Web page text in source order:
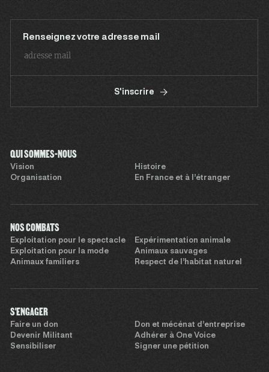
Renseignez votre adresse mail
S'inscrire
QUI SOMMES-NOUS
Vision
Histoire
Organisation
En France et à l’étranger
NOS COMBATS
Exploitation pour le spectacle
Expérimentation animale
Exploitation pour la mode
Animaux sauvages
Animaux familiers
Respect de l’habitat naturel
S'ENGAGER
Faire un don
Don et mécénat d’entreprise
Devenir Militant
Adhérer à One Voice
Sensibiliser
Signer une pétition